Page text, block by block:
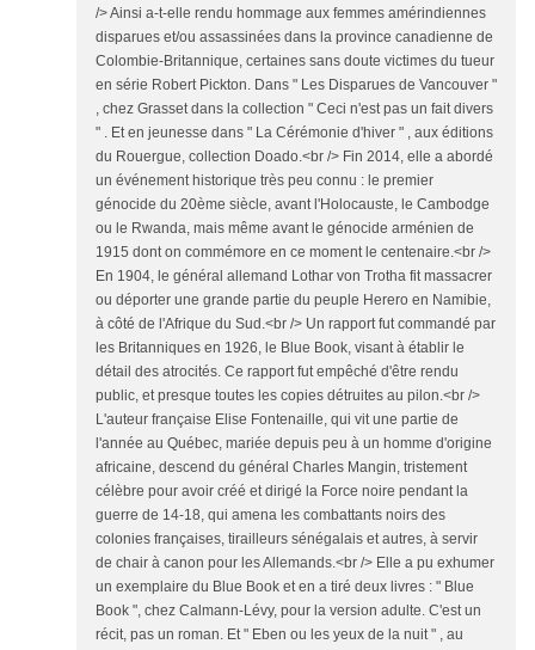
/> Ainsi a-t-elle rendu hommage aux femmes amérindiennes
disparues et/ou assassinées dans la province canadienne de
Colombie-Britannique, certaines sans doute victimes du tueur
en série Robert Pickton. Dans " Les Disparues de Vancouver "
, chez Grasset dans la collection " Ceci n'est pas un fait divers
" . Et en jeunesse dans " La Cérémonie d'hiver " , aux éditions
du Rouergue, collection Doado.<br /> Fin 2014, elle a abordé
un événement historique très peu connu : le premier
génocide du 20ème siècle, avant l'Holocauste, le Cambodge
ou le Rwanda, mais même avant le génocide arménien de
1915 dont on commémore en ce moment le centenaire.<br />
En 1904, le général allemand Lothar von Trotha fit massacrer
ou déporter une grande partie du peuple Herero en Namibie,
à côté de l'Afrique du Sud.<br /> Un rapport fut commandé par
les Britanniques en 1926, le Blue Book, visant à établir le
détail des atrocités. Ce rapport fut empêché d'être rendu
public, et presque toutes les copies détruites au pilon.<br />
L'auteur française Elise Fontenaille, qui vit une partie de
l'année au Québec, mariée depuis peu à un homme d'origine
africaine, descend du général Charles Mangin, tristement
célèbre pour avoir créé et dirigé la Force noire pendant la
guerre de 14-18, qui amena les combattants noirs des
colonies françaises, tirailleurs sénégalais et autres, à servir
de chair à canon pour les Allemands.<br /> Elle a pu exhumer
un exemplaire du Blue Book et en a tiré deux livres : " Blue
Book ", chez Calmann-Lévy, pour la version adulte. C'est un
récit, pas un roman. Et " Eben ou les yeux de la nuit " , au